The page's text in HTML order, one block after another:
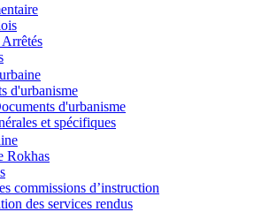
d'urbanisme
d'urbanisme
et spécifiques
Rokhas
commissions d’instruction
des services rendus